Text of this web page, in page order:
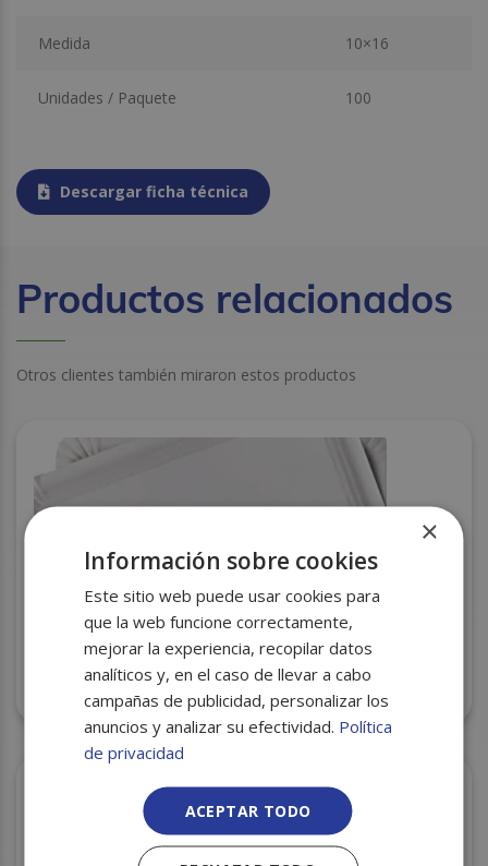
Medida 10×16
Unidades / Paquete 100
Descargar ficha técnica
Productos relacionados
Otros clientes también miraron estos productos
BANDEJA Nº 2 10X16 100U
×
Información sobre cookies
Este sitio web puede usar cookies para
que la web funcione correctamente,
mejorar la experiencia, recopilar datos
analíticos y, en el caso de llevar a cabo
campañas de publicidad, personalizar los
anuncios y analizar su efectividad. Política
de privacidad
ACEPTAR TODO